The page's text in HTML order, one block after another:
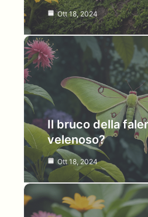
Ott 18, 2024
Il bruco della
velenoso?
Ott 18, 2024